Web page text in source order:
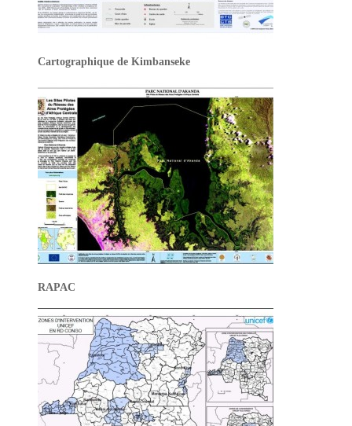
Cartographique de Kimbanseke
RAPAC